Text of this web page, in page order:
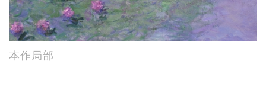
本作局部